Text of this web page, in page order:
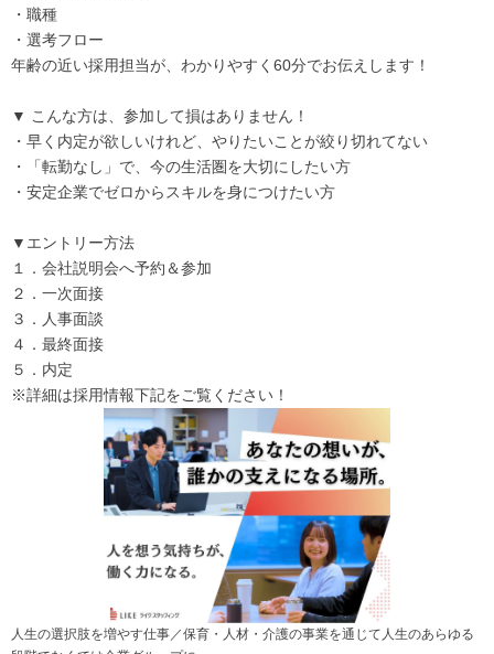
・職種
・選考フロー
年齢の近い採用担当が、わかりやすく60分でお伝えします！
▼ こんな方は、参加して損はありません！
・早く内定が欲しいけれど、やりたいことが絞り切れてない
・「転勤なし」で、今の生活圏を大切にしたい方
・安定企業でゼロからスキルを身につけたい方
▼エントリー方法
１．会社説明会へ予約＆参加
２．一次面接
３．人事面談
４．最終面接
５．内定
※詳細は採用情報下記をご覧ください！
人生の選択肢を増やす仕事／保育・人材・介護の事業を通じて人生のあらゆる